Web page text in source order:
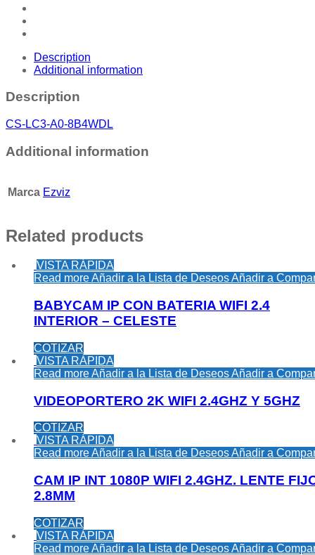
Description
Additional information
Description
CS-LC3-A0-8B4WDL
Additional information
Marca Ezviz
Related products
VISTA RÁPIDA
Read moreAñadir a la Lista de DeseosAñadir a
BABYCAM IP CON BATERIA WIFI 2.4
INTERIOR – CELESTE
COTIZAR
VISTA RÁPIDA
Read moreAñadir a la Lista de DeseosAñadir a
VIDEOPORTERO 2K WIFI 2.4GHZ Y 5GHZ
COTIZAR
VISTA RÁPIDA
Read moreAñadir a la Lista de DeseosAñadir a
CAM IP INT 1080P WIFI 2.4GHZ. LENTE
2.8MM
COTIZAR
VISTA RÁPIDA
Read moreAñadir a la Lista de DeseosAñadir a